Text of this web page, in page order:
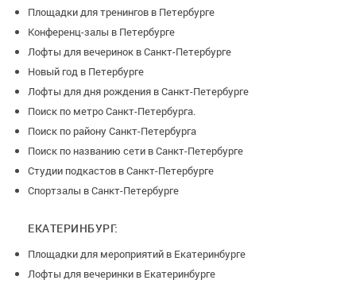
Площадки для тренингов в Петербурге
Конференц-залы в Петербурге
Лофты для вечеринок в Санкт-Петербурге
Новый год в Петербурге
Лофты для дня рождения в Санкт-Петербурге
Поиск по метро Санкт-Петербурга.
Поиск по району Санкт-Петербурга
Поиск по названию сети в Санкт-Петербурге
Студии подкастов в Санкт-Петербурге
Спортзалы в Санкт-Петербурге
ЕКАТЕРИНБУРГ:
Площадки для мероприятий в Екатеринбурге
Лофты для вечеринки в Екатеринбурге